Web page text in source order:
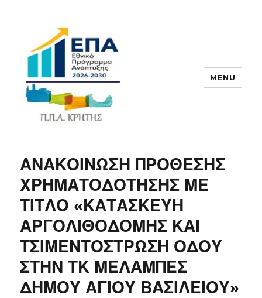
MENU
ΑΝΑΚΟΙΝΩΣΗ ΠΡΟΘΕΣΗΣ
ΧΡΗΜΑΤΟΔΟΤΗΣΗΣ ΜΕ
ΤΙΤΛΟ «ΚΑΤΑΣΚΕΥΗ
ΑΡΓΟΛΙΘΟΔΟΜΗΣ ΚΑΙ
ΤΣΙΜΕΝΤΟΣΤΡΩΣΗ ΟΔΟΥ
ΣΤΗΝ ΤΚ ΜΕΛΑΜΠΕΣ
ΔΗΜΟΥ ΑΓΙΟΥ ΒΑΣΙΛΕΙΟΥ»